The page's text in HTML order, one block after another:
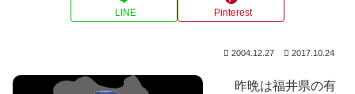
LINE Pinterest
2004.12.27 2017.10.24
昨晩は福井県の有